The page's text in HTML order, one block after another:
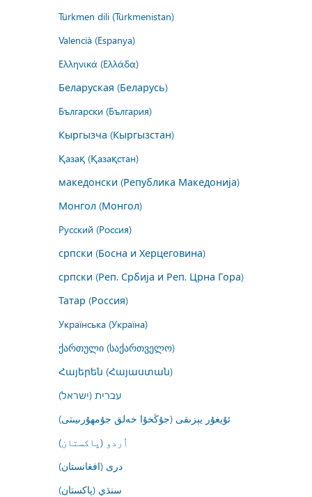
Türkmen dili (Türkmenistan)
Valencià (Espanya)
Ελληνικά (Ελλάδα)
Беларуская (Беларусь)
Български (България)
Кыргызча (Кыргызстан)
Қазақ (Қазақстан)
македонски (Република Македонија)
Монгол (Монгол)
Русский (Россия)
српски (Босна и Херцеговина)
српски (Реп. Србија и Реп. Црна Гора)
Татар (Россия)
Українська (Україна)
ქართული (საქართველო)
Հայերեն (Հայաստան)
עברית (ישראל)
ئۇيغۇر يېزىقى (جۇڭخۇا خەلق جۇمھۇرىيىتى)
اُردو (پاکستان)
درى (افغانستان)
سنڌي (پاکستان)